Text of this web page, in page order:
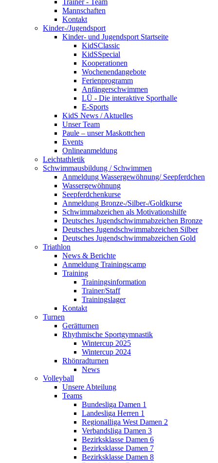
Mannschaften
Kontakt
Kinder-/Jugendsport
Kinder- und Jugendsport Startseite
KidSClassic
KidSSpecial
Kooperationen
Wochenendangebote
Ferienprogramm
Anfängerschwimmen
LÜ - Die interaktive Sporthalle
E-Sports
KidS News / Aktuelles
Unser Team
Paule – unser Maskottchen
Events
Onlineanmeldung
Leichtathletik
Schwimmausbildung / Schwimmen
Anmeldung Wassergewöhnung/ Seepferdchen
Wassergewöhnung
Seepferdchenkurse
Anmeldung Bronze-/Silber-/Goldkurse
Schwimmabzeichen als Motivationshilfe
Deutsches Jugendschwimmabzeichen Bronze
Deutsches Jugendschwimmabzeichen Silber
Deutsches Jugendschwimmabzeichen Gold
Triathlon
News & Berichte
Anmeldung Trainingscamp
Training
Trainingsinformation
Trainer/Staff
Trainingslager
Kontakt
Turnen
Gerätturnen
Rhythmische Sportgymnastik
Wintercup 2025
Wintercup 2024
Rhönradturnen
News
Volleyball
Unsere Abteilung
Teams
Bundesliga Damen 1
Landesliga Herren 1
Regionalliga West Damen 2
Verbandsliga Damen 3
Bezirksklasse Damen 6
Bezirksklasse Damen 7
Bezirksklasse Damen 8